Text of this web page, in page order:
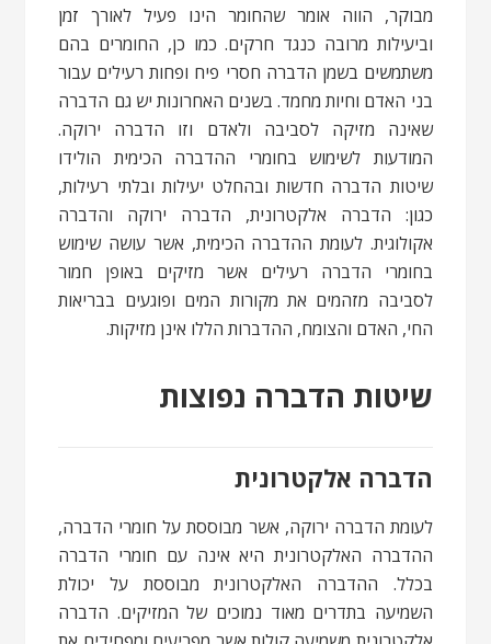
מבוקר, הווה אומר שהחומר הינו פעיל לאורך זמן
וביעילות מרובה כנגד חרקים. כמו כן, החומרים בהם
משתמשים בשמן הדברה חסרי פיח ופחות רעילים עבור
בני האדם וחיות מחמד. בשנים האחרונות יש גם הדברה
שאינה מזיקה לסביבה ולאדם וזו הדברה ירוקה.
המודעות לשימוש בחומרי ההדברה הכימית הולידו
שיטות הדברה חדשות ובהחלט יעילות ובלתי רעילות,
כגון: הדברה אלקטרונית, הדברה ירוקה והדברה
אקולוגית. לעומת ההדברה הכימית, אשר עושה שימוש
בחומרי הדברה רעילים אשר מזיקים באופן חמור
לסביבה מזהמים את מקורות המים ופוגעים בבריאות
החי, האדם והצומח, ההדברות הללו אינן מזיקות.
שיטות הדברה נפוצות
הדברה אלקטרונית
לעומת הדברה ירוקה, אשר מבוססת על חומרי הדברה,
ההדברה האלקטרונית היא אינה עם חומרי הדברה
בכלל. ההדברה האלקטרונית מבוססת על יכולת
השמיעה בתדרים מאוד נמוכים של המזיקים. הדברה